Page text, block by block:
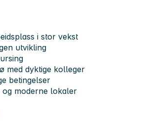
i stor vekst
utvikling
med dyktige kolleger
betingelser
og moderne lokaler